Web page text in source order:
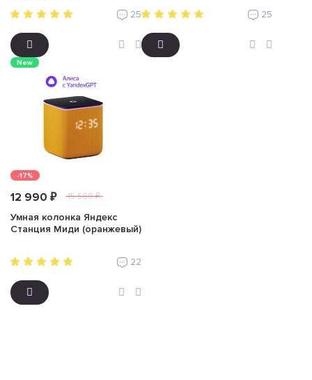
25
25
New
-17%
12 990 ₽ 15 588 ₽
Умная колонка Яндекс
Станция Миди (оранжевый)
22